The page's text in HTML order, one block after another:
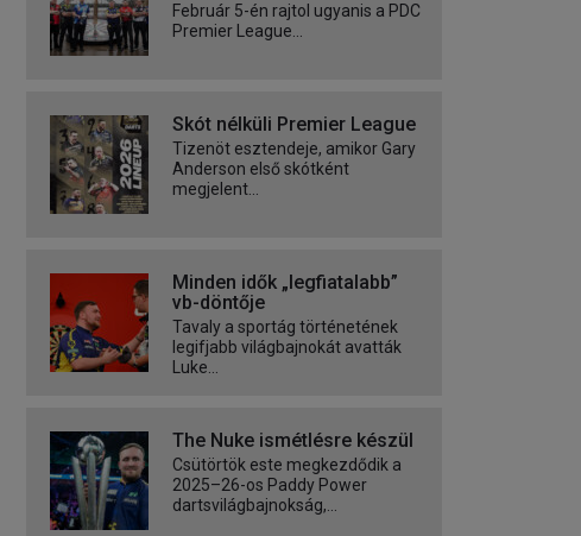
Február 5-én rajtol ugyanis a PDC
Premier League...
Skót nélküli Premier League
Tizenöt esztendeje, amikor Gary
Anderson első skótként
megjelent...
Minden idők „legfiatalabb”
vb-döntője
Tavaly a sportág történetének
legifjabb világbajnokát avatták
Luke...
The Nuke ismétlésre készül
Csütörtök este megkezdődik a
2025–26-os Paddy Power
dartsvilágbajnokság,...